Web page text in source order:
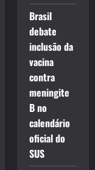
Brasil
debate
inclusão da
vacina
contra
meningite
B no
calendário
oficial do
SUS